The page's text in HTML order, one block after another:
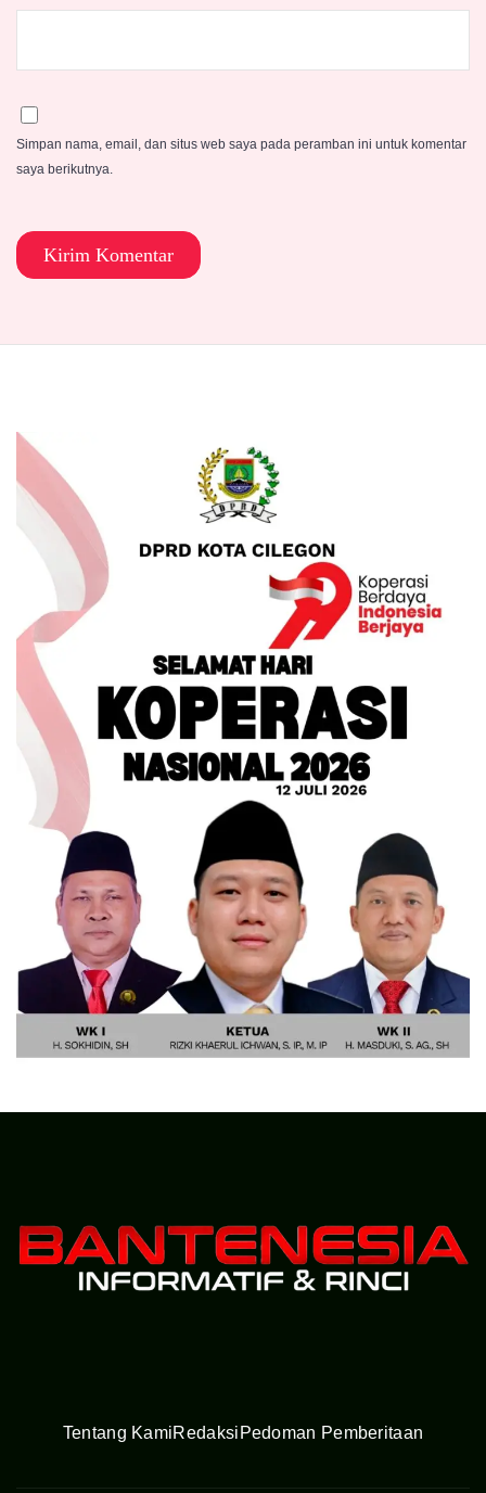
Simpan nama, email, dan situs web saya pada peramban ini untuk komentar
saya berikutnya.
Tentang KamiRedaksi Pedoman Pemberitaan